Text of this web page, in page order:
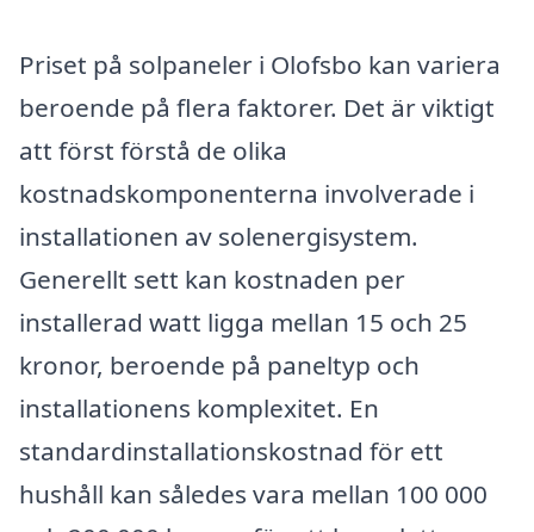
Priset på solpaneler i Olofsbo kan variera
beroende på flera faktorer. Det är viktigt
att först förstå de olika
kostnadskomponenterna involverade i
installationen av solenergisystem.
Generellt sett kan kostnaden per
installerad watt ligga mellan 15 och 25
kronor, beroende på paneltyp och
installationens komplexitet. En
standardinstallationskostnad för ett
hushåll kan således vara mellan 100 000